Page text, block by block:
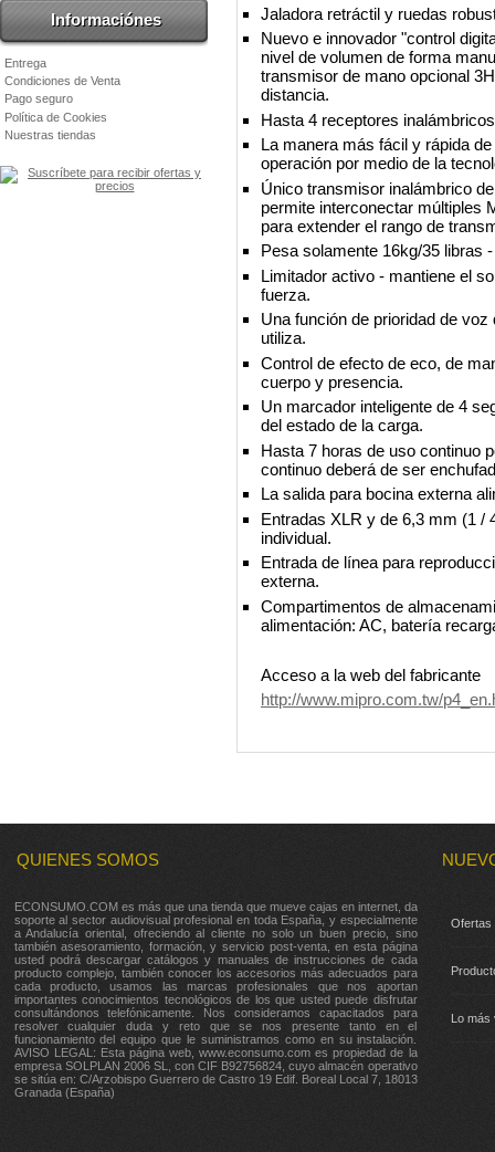
Informaciónes
Entrega
Condiciones de Venta
Pago seguro
Política de Cookies
Nuestras tiendas
Jaladora retráctil y ruedas
Nuevo e innovador "control
nivel de volumen de forma
transmisor de mano opcional
distancia.
Hasta 4 receptores
La manera más fácil y rápida
operación por medio de la
Único transmisor inalámbrico
permite interconectar múltiples
para extender el rango de
Pesa solamente 16kg/35 libras
Limitador activo - mantiene el
fuerza.
Una función de prioridad de
utiliza.
Control de efecto de eco, de
cuerpo y presencia.
Un marcador inteligente de 4
del estado de la carga.
Hasta 7 horas de uso continuo
continuo deberá de ser
La salida para bocina externa
Entradas XLR y de 6,3 mm (1 /
individual.
Entrada de línea para
externa.
Compartimentos de
alimentación: AC, batería
Acceso a la web del fabricante
http://www.mipro.com.tw/
QUIENES SOMOS
ECONSUMO.COM es más que una tienda que mueve cajas en internet, da
soporte al sector audiovisual profesional en toda España, y especialmente
a Andalucía oriental, ofreciendo al cliente no solo un buen precio, sino
también asesoramiento, formación, y servicio post-venta, en esta página
usted podrá descargar catálogos y manuales de instrucciones de cada
producto complejo, también conocer los accesorios más adecuados para
cada producto, usamos las marcas profesionales que nos aportan
importantes conocimientos tecnológicos de los que usted puede disfrutar
consultándonos telefónicamente. Nos consideramos capacitados para
resolver cualquier duda y reto que se nos presente tanto en el
funcionamiento del equipo que le suministramos como en su instalación.
AVISO LEGAL: Esta página web, www.econsumo.com es propiedad de la
empresa SOLPLAN 2006 SL, con CIF B92756824, cuyo almacén operativo
se sitúa en: C/Arzobispo Guerrero de Castro 19 Edif. Boreal Local 7, 18013
Granada (España)
Ofertas
Lo